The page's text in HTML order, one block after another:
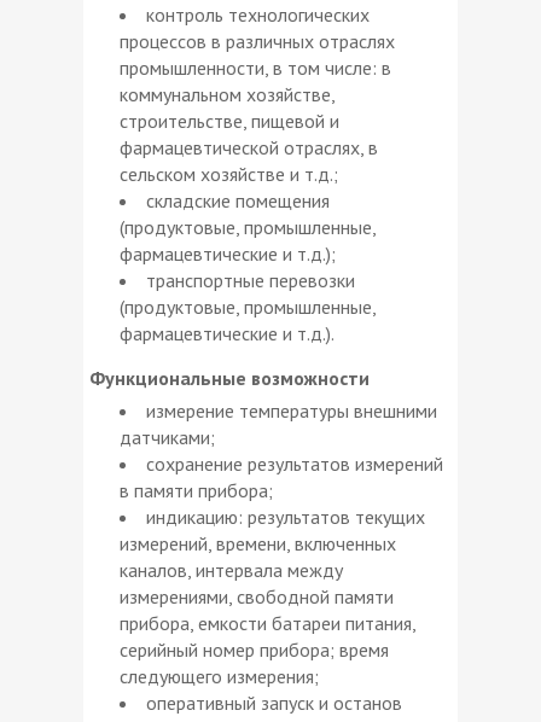
контроль технологических
процессов в различных отраслях
промышленности, в том числе: в
коммунальном хозяйстве,
строительстве, пищевой и
фармацевтической отраслях, в
сельском хозяйстве и т.д.;
складские помещения
(продуктовые, промышленные,
фармацевтические и т.д.);
транспортные перевозки
(продуктовые, промышленные,
фармацевтические и т.д.).
Функциональные возможности
измерение температуры внешними
датчиками;
сохранение результатов измерений
в памяти прибора;
индикацию: результатов текущих
измерений, времени, включенных
каналов, интервала между
измерениями, свободной памяти
прибора, емкости батареи питания,
серийный номер прибора; время
следующего измерения;
оперативный запуск и останов